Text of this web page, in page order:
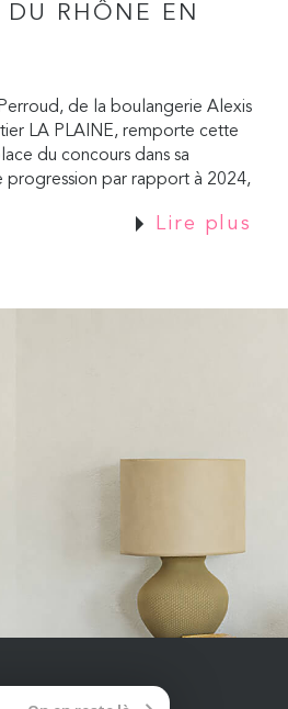
RHÔNE EN
de la boulangerie Alexis
LA PLAINE, remporte cette
du concours dans sa
progression par rapport à 2024,
Lire plus